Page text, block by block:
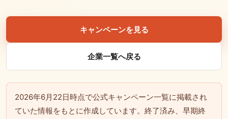
キャンペーンを見る
企業一覧へ戻る
2026年6月22日時点で公式キャンペーン一覧に掲載され
ていた情報をもとに作成しています。終了済み、早期終